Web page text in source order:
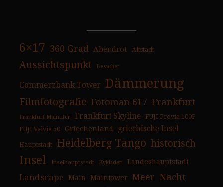
6×17 360 Grad Abendrot Altstadt
Aussichtspunkt Besucher
Commerzbank Tower Dämmerung
Filmfotografie Fotoman 617 Frankfurt
Frankfurt Mainufer Frankfurt Skyline
FUJI Provia 100F
FUJI Velvia 50
Griechenland griechische Insel
Hauptstadt Heidelberg Tango historisch
Insel Inselhauptstadt Kykladen Landeshauptstadt
Landscape Main Maintower Meer Nacht